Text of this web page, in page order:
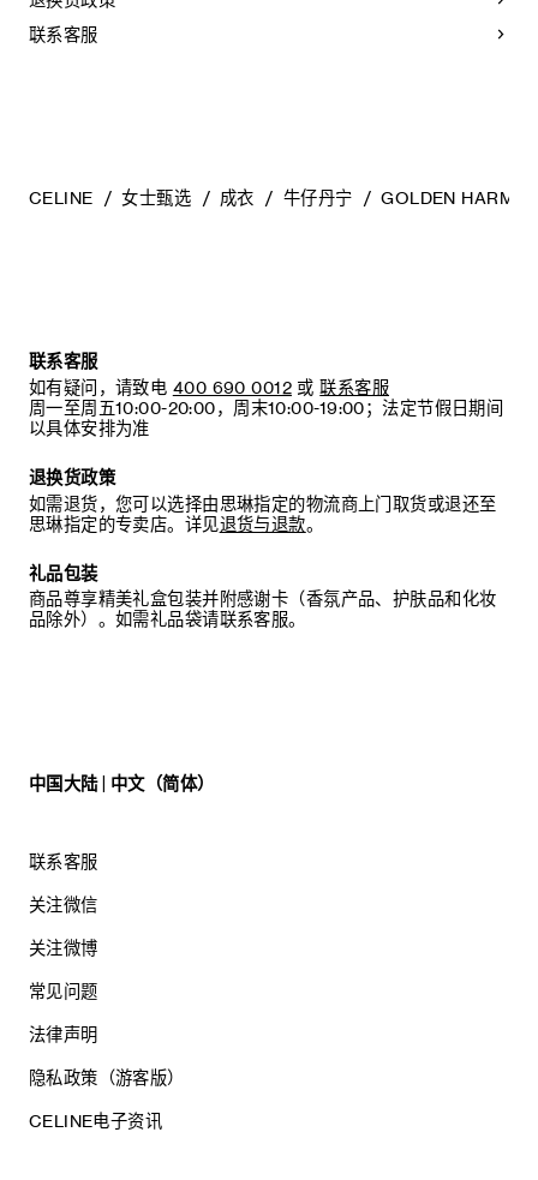
联系客服
CELINE 女士甄选 成衣 牛仔丹宁 GOLDEN
联系客服
如有疑问，请致电 400 690 0012 或 联系客服
周一至周五10:00-20:00，周末10:00-19:00；法定节假日期间
以具体安排为准
退换货政策
如需退货，您可以选择由思琳指定的物流商上门取货或退还至
思琳指定的专卖店。详见退货与退款。
礼品包装
商品尊享精美礼盒包装并附感谢卡（香氛产品、护肤品和化妆
品除外）。如需礼品袋请联系客服。
中国大陆 | 中文（简体）
联系客服
关注微信
关注微博
常见问题
法律声明
隐私政策（游客版）
CELINE电子资讯